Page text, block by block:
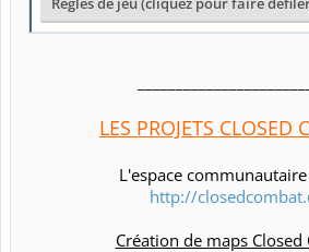
LES PROJETS CLOSED
L'espace
http://
Création de maps Closed